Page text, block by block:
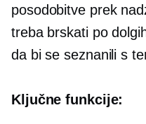
posodobitve prek
treba brskati po
da bi se seznanili s
Ključne funkcije: